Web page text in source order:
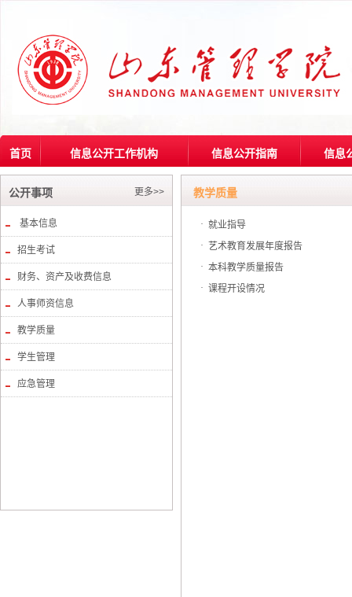
首页 信息公开工作机构 信息公开指南 信息
公开事项 更多>>
基本信息
招生考试
财务、资产及收费信息
人事师资信息
教学质量
学生管理
应急管理
教学质量
· 就业指导
·
艺术教育发展年度报告
· 本科教学质量报告
· 课程开设情况